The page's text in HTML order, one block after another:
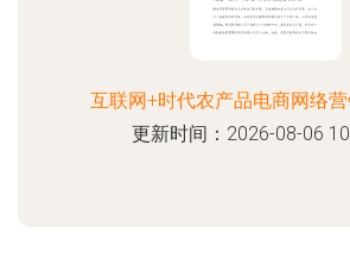
互联网+时代农产品电商网络
更新时间：2026-08-06